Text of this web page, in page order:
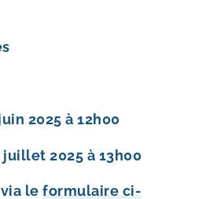
2025 à 12h00
2025 à 13h00
le formulaire ci-